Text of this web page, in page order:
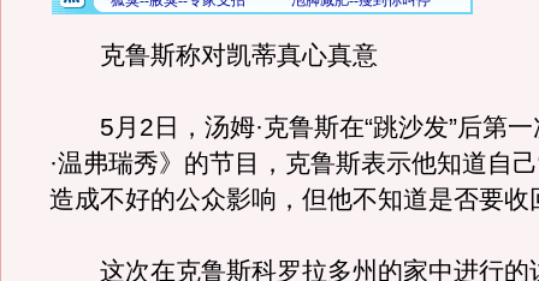
克鲁斯称对凯蒂真心真意
5月2日，汤姆·克鲁斯在“跳沙发”后第一
·温弗瑞秀》的节目，克鲁斯表示他知道自
造成不好的公众影响，但他不知道是否要收
这次在克鲁斯科罗拉多州的家中进行的